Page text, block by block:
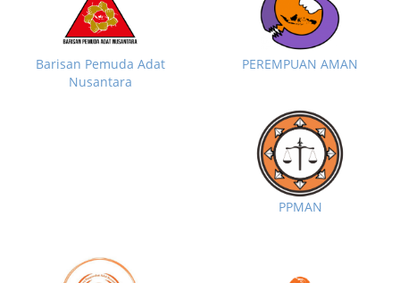
Barisan Pemuda Adat
Nusantara
PEREMPUAN AMAN
PPMAN